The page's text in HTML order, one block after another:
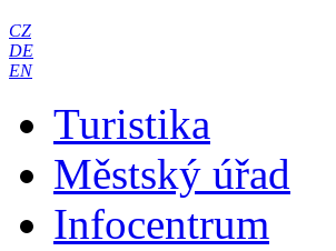
CZ
DE
EN
Turistika
Městský úřad
Infocentrum